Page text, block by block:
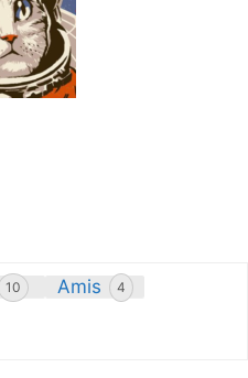
10 Amis 4